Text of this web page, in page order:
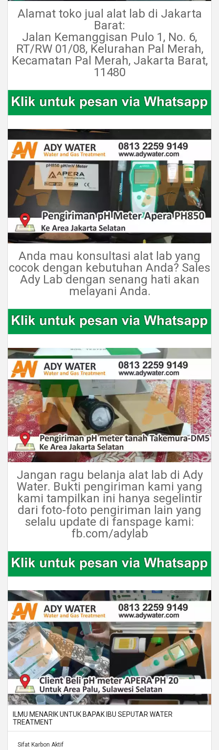
Alamat toko jual alat lab di Jakarta
Barat:
Jalan Kemanggisan Pulo 1, No. 6,
RT/RW 01/08, Kelurahan Pal Merah,
Kecamatan Pal Merah, Jakarta Barat,
11480
Anda mau konsultasi alat lab yang
cocok dengan kebutuhan Anda? Sales
Ady Lab dengan senang hati akan
melayani Anda.
Jangan ragu belanja alat lab di Ady
Water. Bukti pengiriman kami yang
kami tampilkan ini hanya segelintir
dari foto-foto pengiriman lain yang
selalu update di fanspage kami:
fb.com/adylab
ILMU MENARIK UNTUK BAPAK IBU SEPUTAR WATER
TREATMENT
Sifat Karbon Aktif